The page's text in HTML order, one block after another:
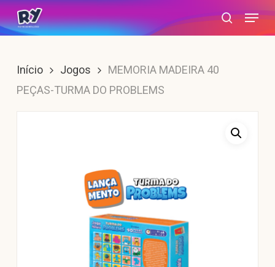
Skip
to
content
search
Menu
Início Jogos
MEMORIA MADEIRA 40
PEÇAS-TURMA DO PROBLEMS